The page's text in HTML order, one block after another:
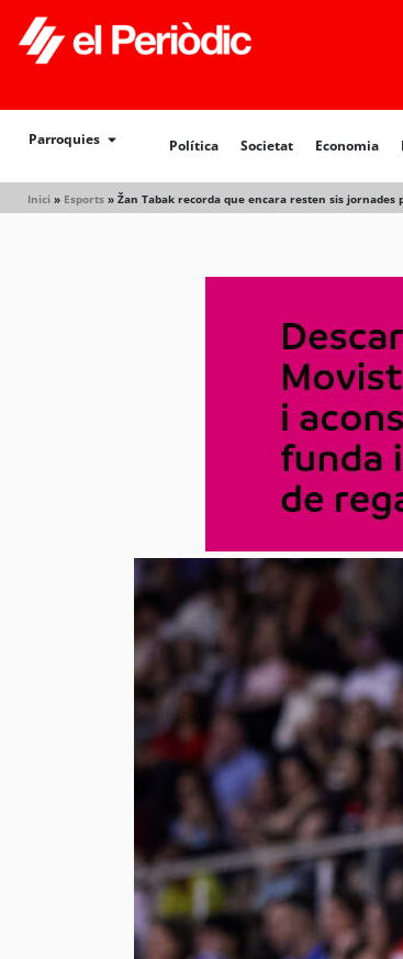
Parroquies Política Societat Economia
Inici » Esports » Žan Tabak recorda que encara resten sis
Política Societat